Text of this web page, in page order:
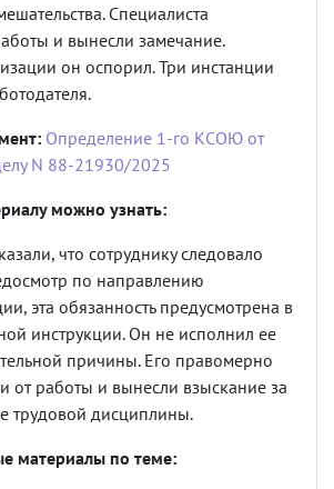
Специалиста
и вынесли замечание.
он оспорил. Три инстанции
Определение 1-го КСОЮ от
N 88-21930/2025
можно узнать:
что сотруднику следовало
по направлению
эта обязанность предусмотрена в
инструкции. Он не исполнил ее
причины. Его правомерно
от работы и вынесли взыскание за
трудовой дисциплины.
материалы по теме: